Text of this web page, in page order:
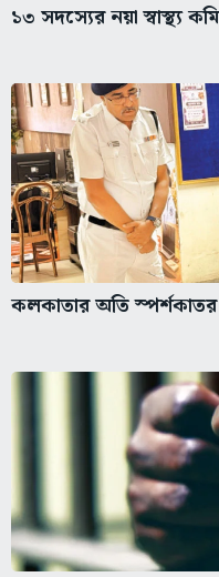
১৩ সদস্যের নয়া স্বাস্থ্য
কলকাতার অতি স্পর্শকাতর